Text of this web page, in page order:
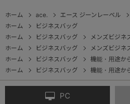
ホーム ace. エース ジーンレーベル
ホーム
ビジネスバッグ
ホーム
ビジネスバッグ
メンズビジネ
ホーム
ビジネスバッグ メンズビジネ
ホーム
ビジネスバッグ 機能・用途か
ホーム
ビジネスバッグ 機能・用途か
PC